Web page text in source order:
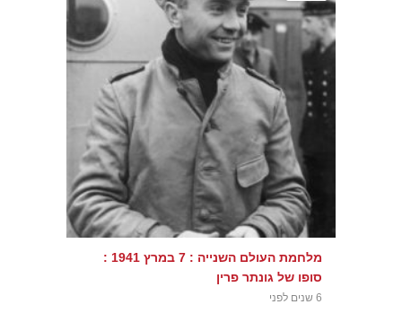
מלחמת העולם השנייה : 7 במרץ 1941 :
סופו של גונתר פרין
6 שנים לפני